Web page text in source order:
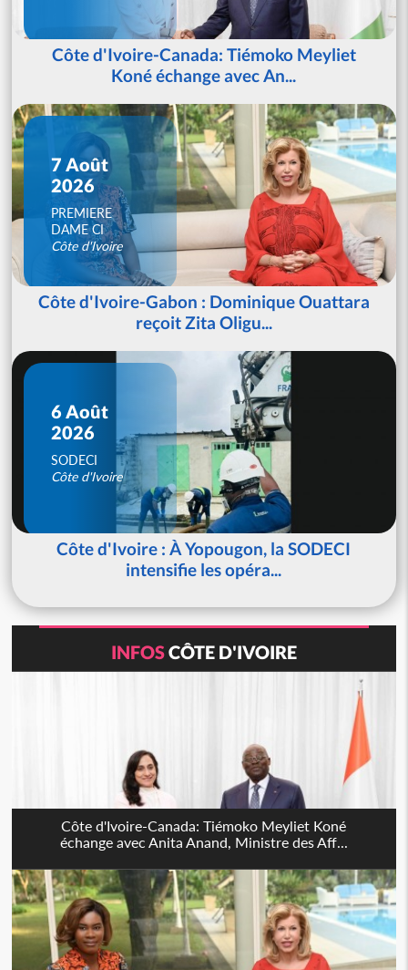
Côte d'Ivoire-Canada: Tiémoko Meyliet
Koné échange avec An...
7 Août
2026
PREMIERE
DAME CI
Côte d'Ivoire
Côte d'Ivoire-Gabon : Dominique Ouattara
reçoit Zita Oligu...
6 Août
2026
SODECI
Côte d'Ivoire
Côte d'Ivoire : À Yopougon, la SODECI
intensifie les opéra...
INFOSCÔTE D'IVOIRE
Côte d'Ivoire-Canada: Tiémoko Meyliet Koné
échange avec Anita Anand, Ministre des Aff...